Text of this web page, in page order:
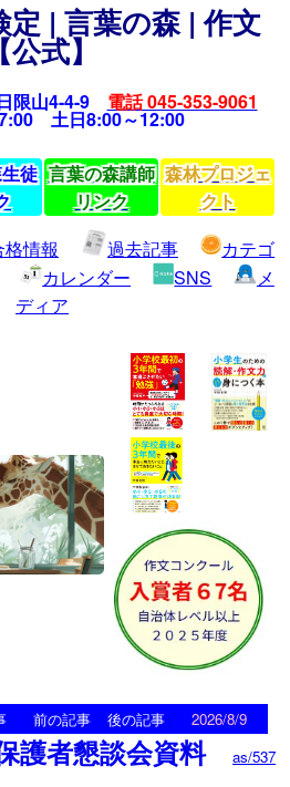
定 | 言葉の森 | 作文
公式】
限山4-4-9 電話 045-353-9061
土日8:00～12:00
徒 言葉の森講師
リンク
森林プロジェ
クト
格情報 過去記事
カテゴ
カレンダー SNS
メ
ディア
前の記事 後の記事 2026/8/9
護者懇談会資料
as/537